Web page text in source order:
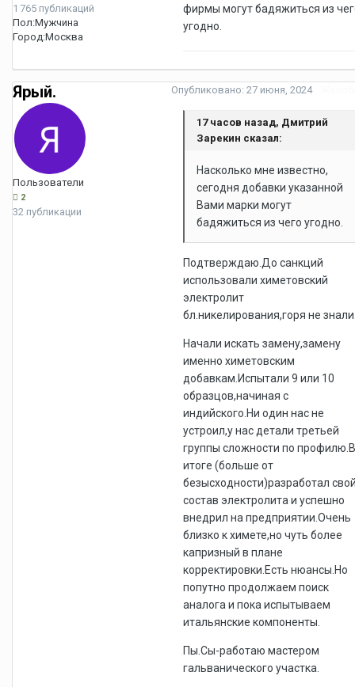
1 765 публикаций
Пол:Мужчина
Город:Москва
фирмы могут бадяжиться из
угодно.
Ярый.
Пользователи
2
32 публикации
Опубликовано: 27 июня, 2024
17 часов назад, Дмитрий
Зарекин сказал:
Насколько мне известно,
сегодня добавки указанной
Вами марки могут
бадяжиться из чего угодно.
Подтверждаю.До санкций
использовали химетовский
электролит
бл.никелирования,горя не
Начали искать замену,замену
именно химетовским
добавкам.Испытали 9 или 10
образцов,начиная с
индийского.Ни один нас не
устроил,у нас детали третьей
группы сложности по профилю.В
итоге (больше от
безысходности)разработал
состав электролита и успешно
внедрил на предприятии.Очень
близко к химете,но чуть более
капризный в плане
корректировки.Есть нюансы.Но
попутно продолжаем поиск
аналога и пока испытываем
итальянские компоненты.
Пы.Сы-работаю мастером
гальванического участка.